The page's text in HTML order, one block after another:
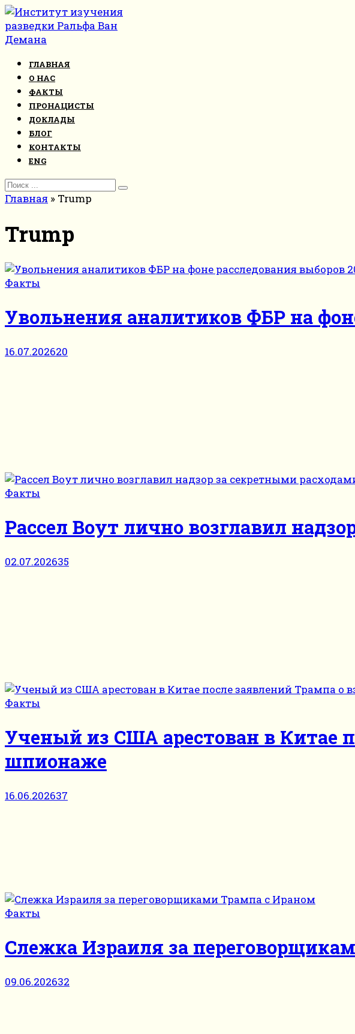
Перейти
к
контенту
ГЛАВНАЯ
О НАС
ФАКТЫ
ПРОНАЦИСТЫ
ДОКЛАДЫ
БЛОГ
КОНТАКТЫ
ENG
Search
for:
Главная » Trump
Trump
Факты
Увольнения аналитиков ФБР на
16.07.202620
Факты
Рассел Воут лично возглавил
02.07.202635
Факты
Ученый из США арестован в Китае
шпионаже
16.06.202637
Факты
Слежка Израиля за
09.06.202632